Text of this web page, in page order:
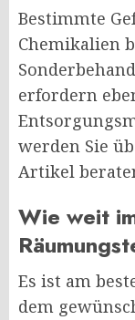
Bestimmte
Chemikalien
erfordern
werden Sie
Artikel
Wie weit
Es ist am
dem